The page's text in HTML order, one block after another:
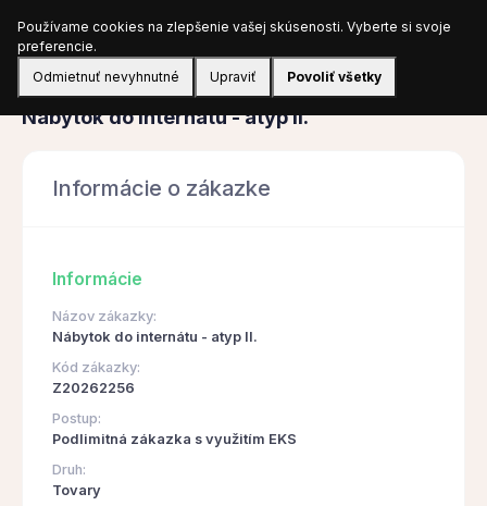
Prihlásiť sa
Obstarávanie
Nábytok do internátu - atyp II.
Informácie o zákazke
Informácie
Názov zákazky:
Nábytok do internátu - atyp II.
Kód zákazky:
Z20262256
Postup:
Podlimitná zákazka s využitím EKS
Druh:
Tovary
Používame cookies na zlepšenie vašej skúsenosti. Vyberte si svoje
preferencie.
Odmietnuť nevyhnutné
Upraviť Povoliť všetky